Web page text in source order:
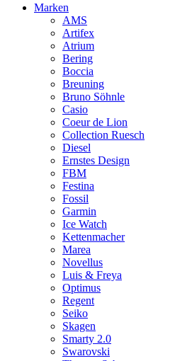
Marken
AMS
Artifex
Atrium
Bering
Boccia
Breuning
Bruno Söhnle
Casio
Coeur de Lion
Collection Ruesch
Diesel
Ernstes Design
FBM
Festina
Fossil
Garmin
Ice Watch
Kettenmacher
Marea
Novellus
Luis & Freya
Optimus
Regent
Seiko
Skagen
Smarty 2.0
Swarovski